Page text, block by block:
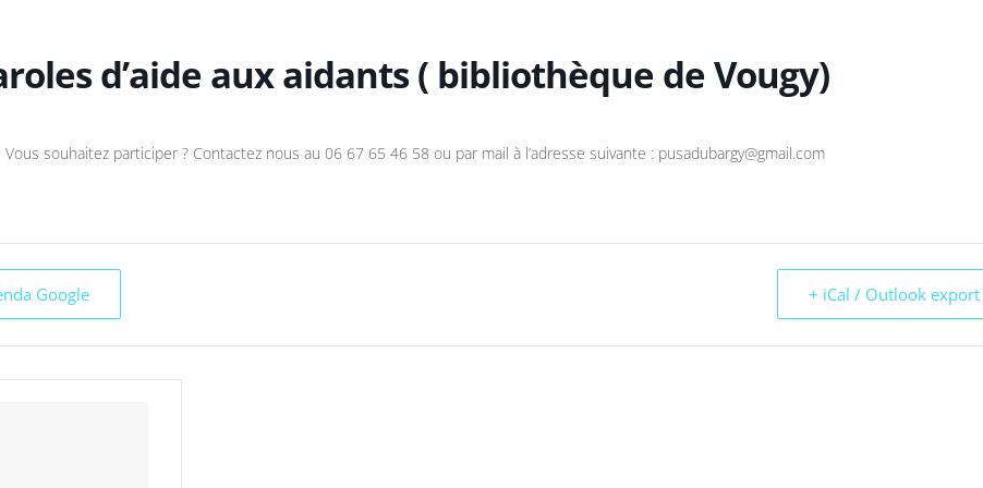
d’aide aux aidants ( bibliothèque de Vougy)
Vous souhaitez participer ? Contactez nous au 06 67 65 46 58 ou par mail à l’adresse suivante : pusadubargy@gmail.com
Google + iCal / Outlook export